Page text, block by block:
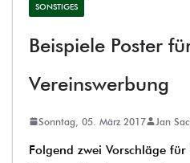
SONSTIGES
Beispiele Poster
Vereinswerbung
Sonntag, 05. März 2017 Jan
Folgend zwei Vorschläge